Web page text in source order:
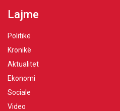
Lajme
Politikë
Kronikë
Aktualitet
Ekonomi
Sociale
Video